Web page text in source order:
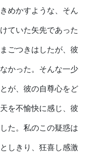
めかすような、そん
ていた矢先であった
ごつきはしたが、彼
かった。そんな一少
が、彼の自尊心をど
を不愉快に感じ、彼
た。私のこの疑惑は
しきり、狂喜し感激